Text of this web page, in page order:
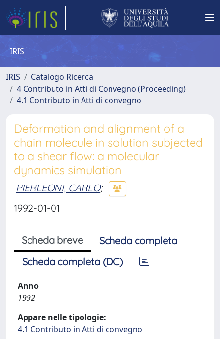
IRIS
IRIS
Catalogo Ricerca
4 Contributo in Atti di Convegno (Proceeding)
4.1 Contributo in Atti di convegno
Deformation and alignment of a
chain molecule in solution subjected
to a shear flow: a molecular
dynamics simulation
PIERLEONI, CARLO;
1992-01-01
Scheda breve
Scheda completa
Scheda completa (DC)
Anno
1992
Appare nelle tipologie:
4.1 Contributo in Atti di convegno